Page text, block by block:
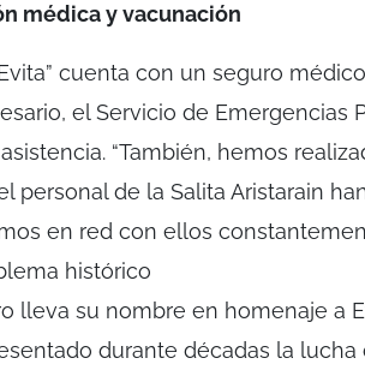
médica y vacunación
cuenta con un seguro
el Servicio de Emergencias
“También, hemos
personal de la Salita Aristarain
en red con ellos
histórico
lleva su nombre en homenaje a
durante décadas la